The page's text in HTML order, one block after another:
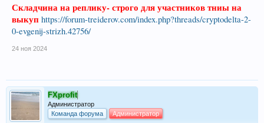
Складчина на реплику- строго для участников тниы на
выкуп https://forum-treiderov.com/index.php?threads/cryptodelta-2-
0-evgenij-strizh.42756/
24 ноя 2024
FXprofit
Администратор
Команда форума
Администратор